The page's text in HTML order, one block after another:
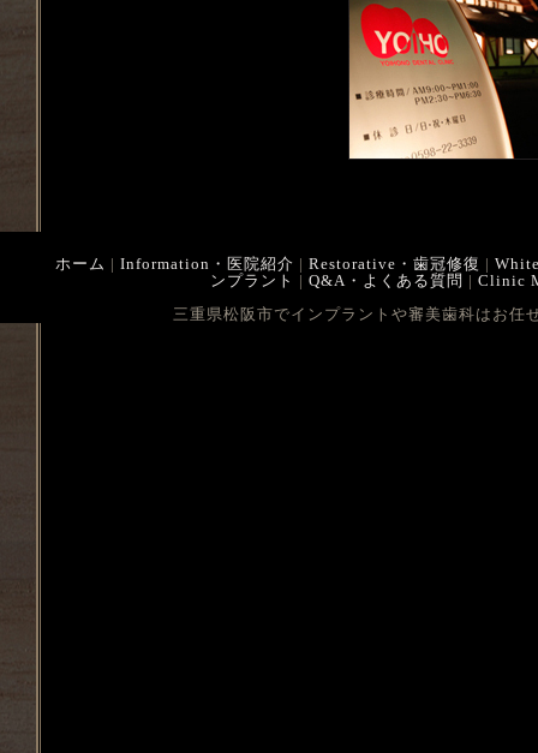
ホーム | Information・医院紹介 | Restorative・歯冠修復 |
ンプラント | Q&A・よくある質問 | Clinic
三重県松阪市でインプラントや審美歯科はお